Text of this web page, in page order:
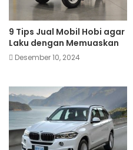
9 Tips Jual Mobil Hobi agar
Laku dengan Memuaskan
Desember 10, 2024